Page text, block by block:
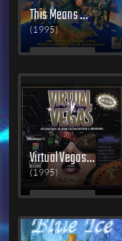
This Means War!
(1995)
MEHR
Virtual Vegas: Turbo Blackjack
(1995)
MEHR